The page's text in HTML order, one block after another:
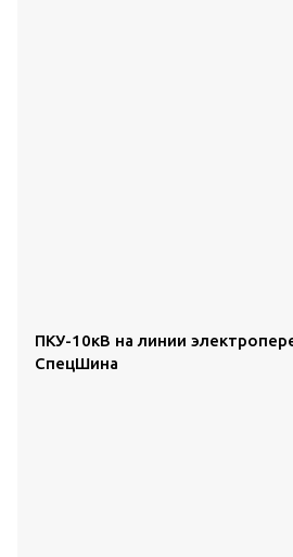
ПКУ-10кВ на линии
СпецШина